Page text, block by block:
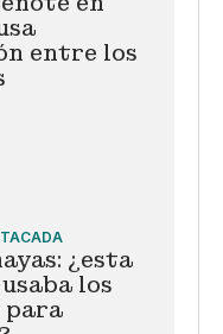
entre los
¿esta
los
para